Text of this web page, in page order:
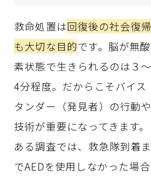
救命処置は回復後の社会復帰
も大切な目的です。脳が無酸
素状態で生きられるのは３～
4分程度。だからこそバイス
タンダー（発見者）の行動や
技術が重要になってきます。
ある調査では、救急隊到着ま
でAEDを使用しなかった場合